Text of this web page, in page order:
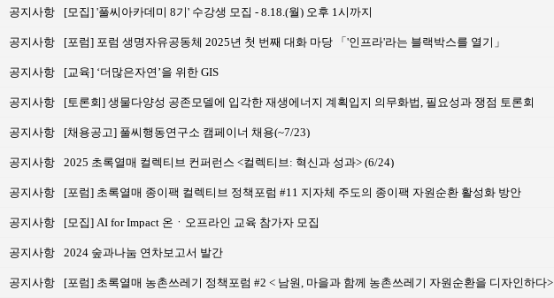
공지사항 [모집] '풀씨아카데미 8기' 수강생 모집 - 8.18.(월) 오후 1시까지
공지사항 [포럼] 포럼 생명자유공동체 2025년 첫 번째 대화 마당 「'인프라'라는 블랙박스를 열기」
공지사항 [교육] ‘더많은자연’을 위한 GIS
공지사항 [토론회] 생물다양성 공존모델에 입각한 재생에너지 계획입지 의무화법, 필요성과 쟁점 토론회
공지사항 [채용공고] 풀씨행동연구소 캠페이너 채용(~7/23)
공지사항 2025 초록열매 컬렉티브 컨퍼런스 <컬렉티브: 혁신과 성과> (6/24)
공지사항 [포럼] 초록열매 종이팩 컬렉티브 정책포럼 #11 지자체 주도의 종이팩 자원순환 활성화 방안
공지사항 [모집] AI for Impact 온ㆍ오프라인 교육 참가자 모집
공지사항 2024 숲과나눔 연차보고서 발간
공지사항 [포럼] 초록열매 농촌쓰레기 정책포럼 #2 < 남원, 마을과 함께 농촌쓰레기 자원순환을 디자인하다>